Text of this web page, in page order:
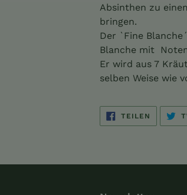
Absinthen zu
bringen.
Der `Fine
Blanche mit
Er wird aus 7
selben Weise wie
TEILEN
TEILEN